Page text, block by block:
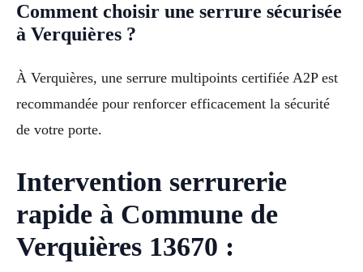
Comment choisir une serrure sécurisée
à Verquières ?
À Verquières, une serrure multipoints certifiée A2P est
recommandée pour renforcer efficacement la sécurité
de votre porte.
Intervention serrurerie
rapide à Commune de
Verquières 13670 :